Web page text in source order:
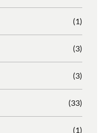
(1)
(3)
(3)
(33)
(1)